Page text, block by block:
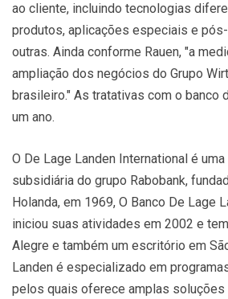
ao cliente, incluindo tecnologias
produtos, aplicações especiais e
outras. Ainda conforme Rauen, "a
ampliação dos negócios do Grupo
brasileiro." As tratativas com o banco
um ano.
O De Lage Landen International é
subsidiária do grupo Rabobank,
Holanda, em 1969, O Banco De Lage
iniciou suas atividades em 2002 e
Alegre e também um escritório em
Landen é especializado em
pelos quais oferece amplas soluções